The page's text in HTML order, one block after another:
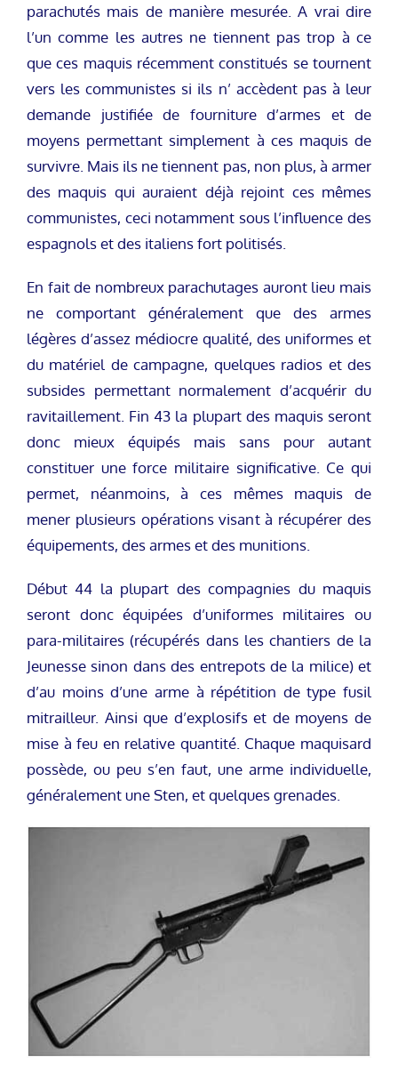
parachutés mais de manière mesurée. A vrai dire
l’un comme les autres ne tiennent pas trop à ce
que ces maquis récemment constitués se tournent
vers les communistes si ils n’ accèdent pas à leur
demande justifiée de fourniture d’armes et de
moyens permettant simplement à ces maquis de
survivre. Mais ils ne tiennent pas, non plus, à armer
des maquis qui auraient déjà rejoint ces mêmes
communistes, ceci notamment sous l’influence des
espagnols et des italiens fort politisés.
En fait de nombreux parachutages auront lieu mais
ne comportant généralement que des armes
légères d’assez médiocre qualité, des uniformes et
du matériel de campagne, quelques radios et des
subsides permettant normalement d’acquérir du
ravitaillement. Fin 43 la plupart des maquis seront
donc mieux équipés mais sans pour autant
constituer une force militaire significative. Ce qui
permet, néanmoins, à ces mêmes maquis de
mener plusieurs opérations visant à récupérer des
équipements, des armes et des munitions.
Début 44 la plupart des compagnies du maquis
seront donc équipées d’uniformes militaires ou
para-militaires (récupérés dans les chantiers de la
Jeunesse sinon dans des entrepots de la milice) et
d’au moins d’une arme à répétition de type fusil
mitrailleur. Ainsi que d’explosifs et de moyens de
mise à feu en relative quantité. Chaque maquisard
possède, ou peu s’en faut, une arme individuelle,
généralement une Sten, et quelques grenades.